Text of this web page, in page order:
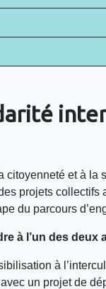
citoyenneté et à
projets
du parcours
à l’un des deux
à
un projet de